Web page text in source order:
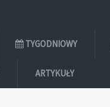
TYGODNIOWY
ARTYKUŁY